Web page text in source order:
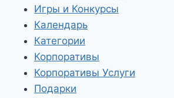
Игры и Конкурсы
Календарь
Категории
Корпоративы
Корпоративы Услуги
Подарки